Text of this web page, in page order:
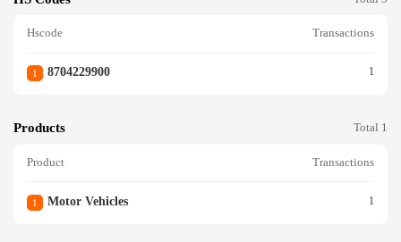
Hscode Transactions
1 8704229900 1
Products Total 1
Product Transactions
1 Motor Vehicles 1